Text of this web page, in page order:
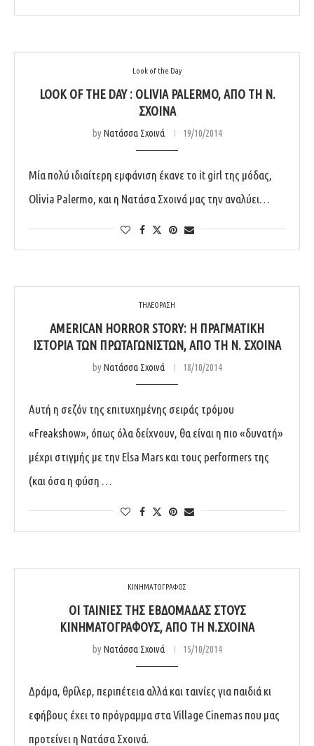
Look of the Day
LOOK OF THE DAY : OLIVIA PALERMO, ΑΠΌ ΤΗ Ν.
ΣΧΟΙΝΆ
byΝατάσσα Σχοινά 19/10/2014
Μία πολύ ιδιαίτερη εμφάνιση έκανε το it girl της μόδας,
Olivia Palermo, και η Νατάσα Σχοινά μας την αναλύει…
ΤΗΛΕΟΡΑΣΗ
AMERICAN HORROR STORY: Η ΠΡΑΓΜΑΤΙΚΉ
ΙΣΤΟΡΊΑ ΤΩΝ ΠΡΩΤΑΓΩΝΙΣΤΏΝ, ΑΠΌ ΤΗ Ν. ΣΧΟΙΝΆ
byΝατάσσα Σχοινά 18/10/2014
Αυτή η σεζόν της επιτυχημένης σειράς τρόμου
«Freakshow», όπως όλα δείχνουν, θα είναι η πιο «δυνατή»
μέχρι στιγμής με την Elsa Mars και τους performers της
(και όσα η φύση …
ΚΙΝΗΜΑΤΟΓΡΑΦΟΣ
ΟΙ ΤΑΙΝΊΕΣ ΤΗΣ ΕΒΔΟΜΆΔΑΣ ΣΤΟΥΣ
ΚΙΝΗΜΑΤΟΓΡΆΦΟΥΣ, ΑΠΌ ΤΗ Ν.ΣΧΟΙΝΆ
byΝατάσσα Σχοινά 15/10/2014
Δράμα, θρίλερ, περιπέτεια αλλά και ταινίες για παιδιά κι
εφήβους έχει το πρόγραμμα στα Village Cinemas που μας
προτείνει η Νατάσα Σχοινά.